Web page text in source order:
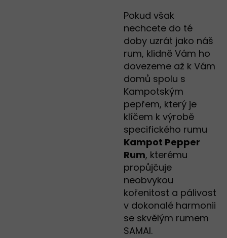
Pokud však
nechcete do té
doby uzrát jako náš
rum, klidně Vám ho
dovezeme až k Vám
domů spolu s
Kampotským
pepřem, který je
klíčem k výrobě
specifického rumu
Kampot Pepper
Rum, kterému
propůjčuje
neobvykou
kořenitost a pálivost
v dokonalé harmonii
se skvělým rumem
SAMAI.